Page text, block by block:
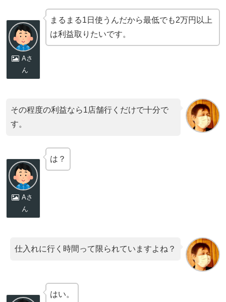
Aさ
ん
まるまる1日使うんだから最低でも2万円以上
は利益取りたいです。
その程度の利益なら1店舗行くだけで十分で
す。
Aさ
ん
は？
仕入れに行く時間って限られていますよね？
はい。